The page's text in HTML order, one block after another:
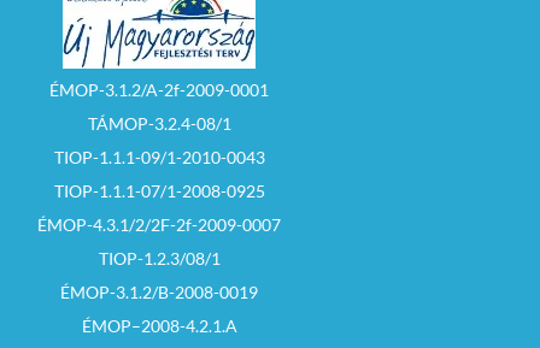
ÉMOP-3.1.2/A-2f-2009-0001
TÁMOP-3.2.4-08/1
TIOP-1.1.1-09/1-2010-0043
TIOP-1.1.1-07/1-2008-0925
ÉMOP-4.3.1/2/2F-2f-2009-0007
TIOP-1.2.3/08/1
ÉMOP-3.1.2/B-2008-0019
ÉMOP–2008-4.2.1.A